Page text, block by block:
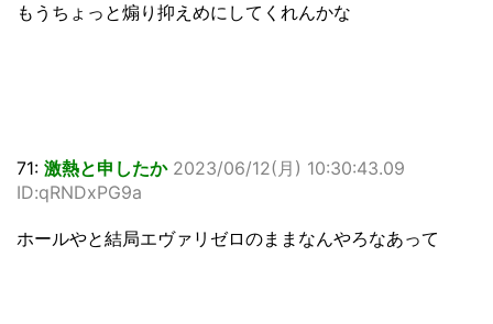
もうちょっと煽り抑えめにしてくれんかな
71: 激熱と申したか 2023/06/12(月) 10:30:43.09
ID:qRNDxPG9a
ホールやと結局エヴァリゼロのままなんやろなあって